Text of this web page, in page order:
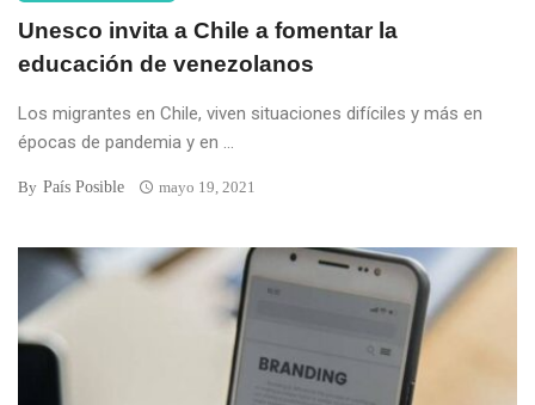
Unesco invita a Chile a fomentar la
educación de venezolanos
Los migrantes en Chile, viven situaciones difíciles y más en
épocas de pandemia y en ...
By País Posible mayo 19, 2021